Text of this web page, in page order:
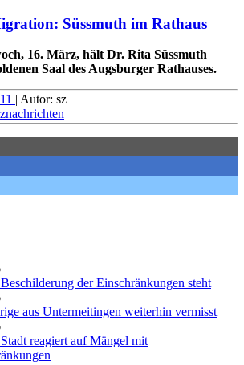
Süssmuth im Rathaus
16. März, hält Dr. Rita Süssmuth
Saal des Augsburger Rathauses.
| Autor: sz
der Einschränkungen steht
aus Untermeitingen weiterhin vermisst
reagiert auf Mängel mit